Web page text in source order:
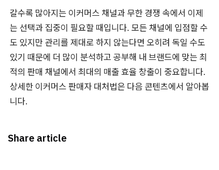
갈수록 많아지는 이커머스 채널과 무한 경쟁 속에서 이제
는 선택과 집중이 필요할 때입니다. 모든 채널에 입점할 수
도 있지만 관리를 제대로 하지 않는다면 오히려 독일 수도
있기 때문에 더 많이 분석하고 공부해 내 브랜드에 맞는 최
적의 판매 채널에서 최대의 매출 효율 창출이 중요합니다.
상세한 이커머스 판매자 대처법은 다음 콘텐츠에서 알아봅
니다.
Share article